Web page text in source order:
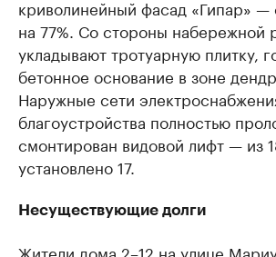
криволинейный фасад «Гипар» —
на 77%. Со стороны набережной
укладывают тротуарную плитку,
бетонное основание в зоне
Наружные сети
благоустройства полностью
смонтирован видовой лифт — из
установлено 17.
Несуществующие долги
Жители дома 2–12 на улице